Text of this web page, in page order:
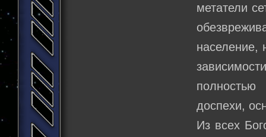
метатели
полностью
доспехи,
Из всех